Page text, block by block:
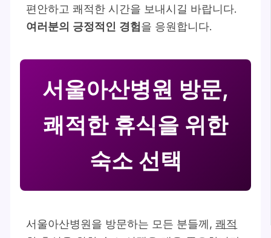
편안하고 쾌적한 시간을 보내시길 바랍니다.
여러분의 긍정적인 경험을 응원합니다.
서울아산병원 방문,
쾌적한 휴식을 위한
숙소 선택
서울아산병원을 방문하는 모든 분들께,쾌적